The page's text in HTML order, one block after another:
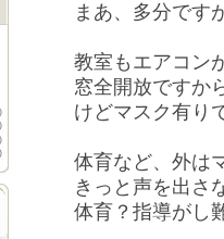
まあ、多分です
教室もエアコン
窓全開放ですか
けどマスク有り
体育など、外は
きっと声を出さ
体育？指導がし